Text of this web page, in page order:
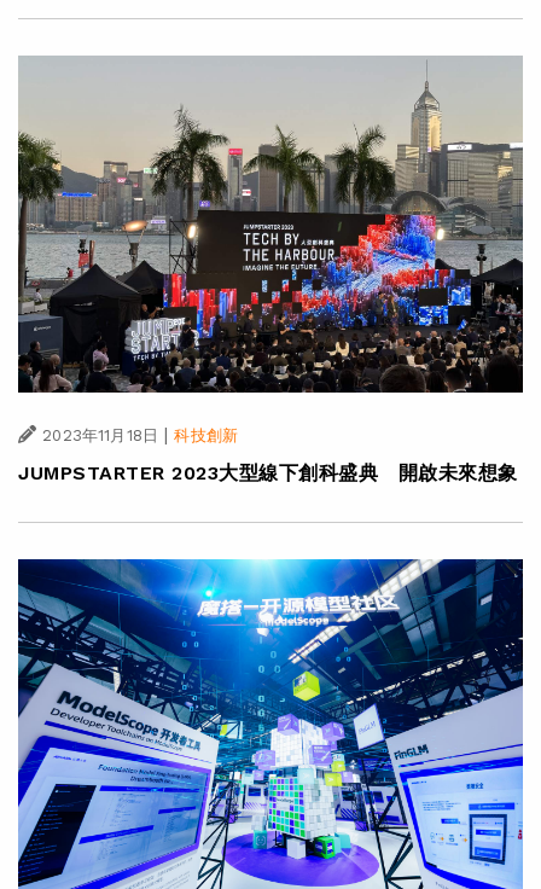
2023年11月18日 | 科技創新
JUMPSTARTER 2023大型線下創科盛典 開啟未來想象